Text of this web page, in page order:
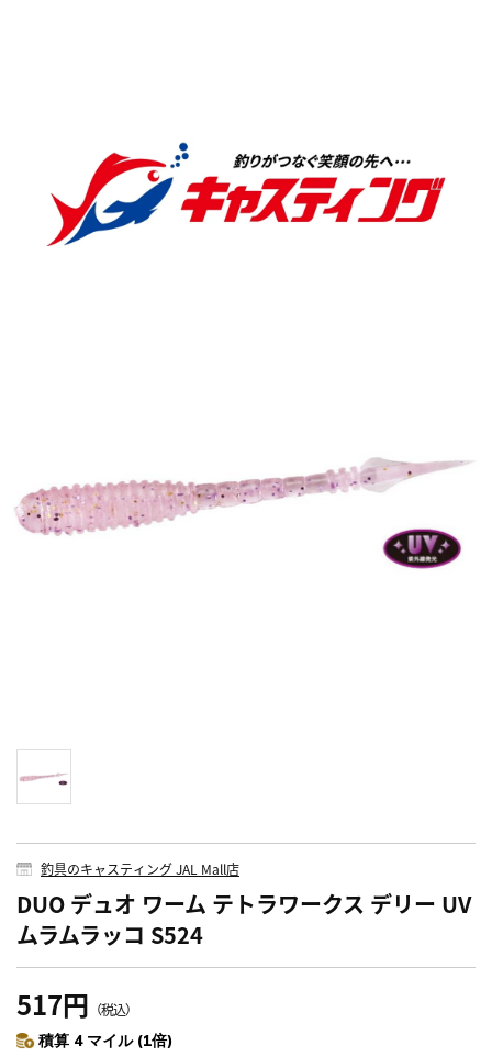
釣具のキャスティング JAL Mall店
DUO デュオ ワーム テトラワークス デリー UV
ムラムラッコ S524
517円 （税込）
積算 4 マイル (1倍)